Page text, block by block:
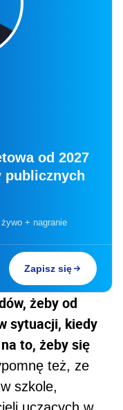
od 2027
publicznych
+ nagranie
Zapisz się
żeby od
sytuacji, kiedy
to, żeby się
też, ze
szkole,